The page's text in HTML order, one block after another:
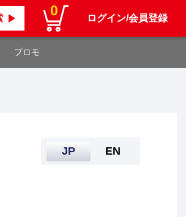
0 ログイン/会員登録
プロモ
JP EN